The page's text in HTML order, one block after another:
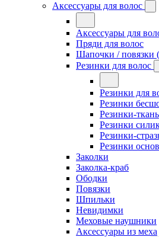
Аксессуары для волос
Аксессуары для
Пряди для волос
Шапочки / повязки
Резинки для волос
Резинки для
Резинки
Резинки-ткань
Резинки
Резинки-
Резинки
Заколки
Заколка-краб
Ободки
Повязки
Шпильки
Невидимки
Меховые наушники
Аксессуары из меха